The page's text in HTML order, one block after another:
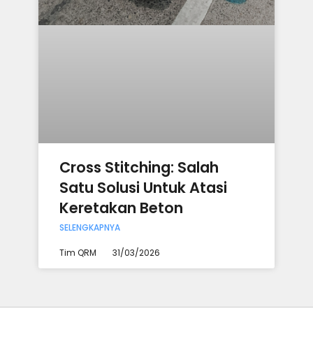
Cross Stitching: Salah
Satu Solusi Untuk Atasi
Keretakan Beton
SELENGKAPNYA
Tim QRM 31/03/2026